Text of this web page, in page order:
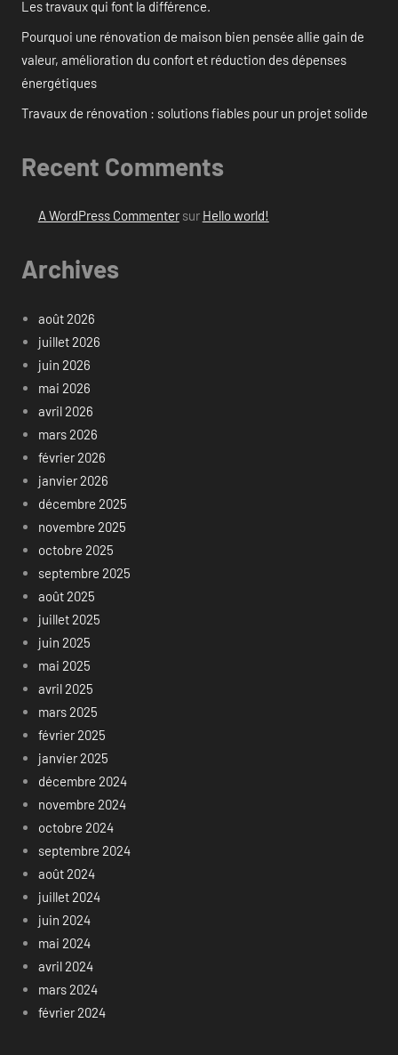
Les travaux qui font la différence.
Pourquoi une rénovation de maison bien pensée allie gain de
valeur, amélioration du confort et réduction des dépenses
énergétiques
Travaux de rénovation : solutions fiables pour un projet solide
Recent Comments
A WordPress Commentersur Hello world!
Archives
août 2026
juillet 2026
juin 2026
mai 2026
avril 2026
mars 2026
février 2026
janvier 2026
décembre 2025
novembre 2025
octobre 2025
septembre 2025
août 2025
juillet 2025
juin 2025
mai 2025
avril 2025
mars 2025
février 2025
janvier 2025
décembre 2024
novembre 2024
octobre 2024
septembre 2024
août 2024
juillet 2024
juin 2024
mai 2024
avril 2024
mars 2024
février 2024